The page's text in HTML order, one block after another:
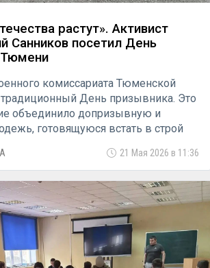
растут». Активист
Санников посетил День
Тюмени
комиссариата Тюменской
День призывника. Это
объединило допризывную и
готовящуюся встать в строй
Дмитрий Санников.21 Мая 2026 в 11:36